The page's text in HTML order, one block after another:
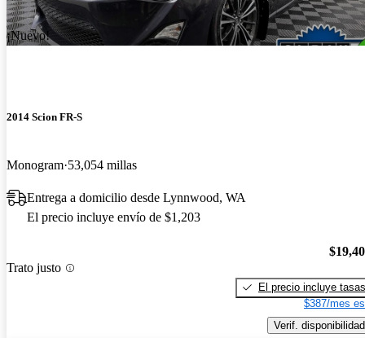
¡Nuevo!
2014 Scion FR-S
Monogram 53,054 millas
Entrega a domicilio desde Lynnwood, WA
El precio incluye envío de $1,203
Trato justo
El precio incluye tasas
$387/mes
Verif. disponibilidad